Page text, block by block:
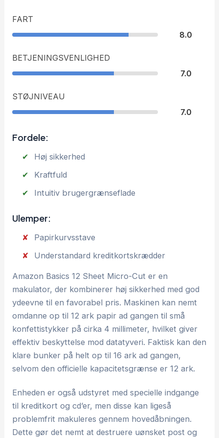
FART
8.0
BETJENINGSVENLIGHED
7.0
STØJNIVEAU
7.0
Fordele:
Høj sikkerhed
Kraftfuld
Intuitiv brugergrænseflade
Ulemper:
Papirkurvsstave
Understandard kreditkortskrædder
Amazon Basics 12 Sheet Micro-Cut er en
makulator, der kombinerer høj sikkerhed med god
ydeevne til en favorabel pris. Maskinen kan nemt
omdanne op til 12 ark papir ad gangen til små
konfettistykker på cirka 4 millimeter, hvilket giver
effektiv beskyttelse mod datatyveri. Faktisk kan den
klare bunker på helt op til 16 ark ad gangen,
selvom den officielle kapacitetsgrænse er 12 ark.
Enheden er også udstyret med specielle indgange
til kreditkort og cd’er, men disse kan ligeså
problemfrit makuleres gennem hovedåbningen.
Dette gør det nemt at destruere uønsket post og